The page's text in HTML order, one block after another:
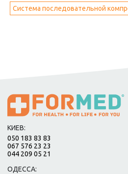
Система последовательной
КИЕВ:
050 183 83 83
067 576 23 23
044 209 05 21
ОДЕССА: